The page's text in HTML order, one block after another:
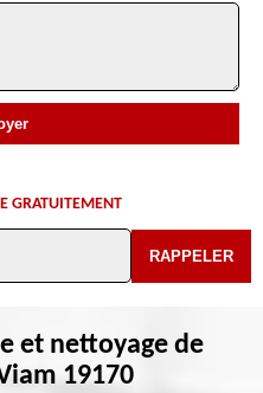
GRATUITEMENT
et nettoyage de
19170